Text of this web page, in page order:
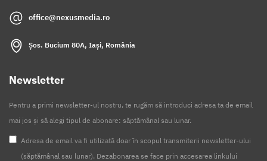
office@nexusmedia.ro
Șos. Bucium 80A, Iași, România
Newsletter
Pentru a primi newsletter-ul nostru, te rugăm să introduci adresa ta de email
mai jos și să alegi tipul de abonare: săptămânal sau lunar.
Adresa de email va fi utilizată doar în scopul transmiterii newsletter-ului
(săptămânal sau lunar). Dezabonarea se face prin accesarea linkului